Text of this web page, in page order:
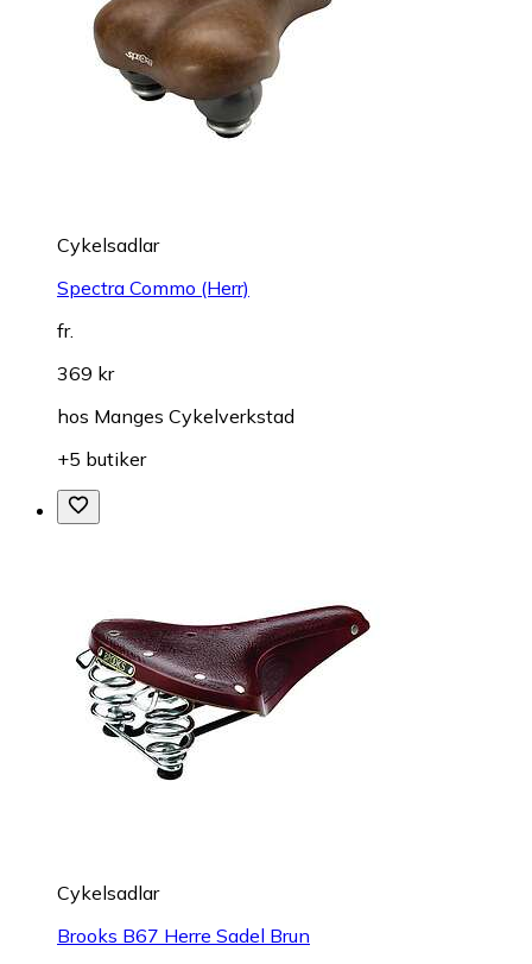
Cykelsadlar
Spectra Commo (Herr)
fr.
369 kr
hos Manges Cykelverkstad
+5 butiker
Cykelsadlar
Brooks B67 Herre Sadel Brun